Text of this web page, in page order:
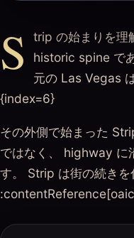
S
trip の始まりを理
historic spine で
元の Las Vegas
{index=6}
その外側で始まった
ではなく、 highway に
す。 Strip は街の続きを